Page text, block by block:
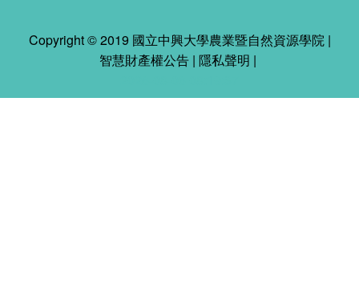
Copyright © 2019 國立中興大學農業暨自然資源學院 |
智慧財產權公告 | 隱私聲明 |